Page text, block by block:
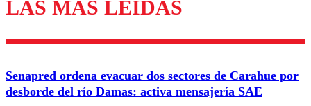
LAS MÁS LEÍDAS
Senapred ordena evacuar dos sectores de Carahue por
desborde del río Damas: activa mensajería SAE